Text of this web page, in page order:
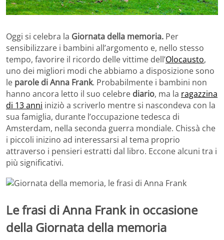
Oggi si celebra la Giornata della memoria. Per
sensibilizzare i bambini all’argomento e, nello stesso
tempo, favorire il ricordo delle vittime dell’Olocausto,
uno dei migliori modi che abbiamo a disposizione sono
le parole di Anna Frank. Probabilmente i bambini non
hanno ancora letto il suo celebre diario, ma la ragazzina
di 13 anni iniziò a scriverlo mentre si nascondeva con la
sua famiglia, durante l’occupazione tedesca di
Amsterdam, nella seconda guerra mondiale. Chissà che
i piccoli inizino ad interessarsi al tema proprio
attraverso i pensieri estratti dal libro. Eccone alcuni tra i
più significativi.
Le frasi di Anna Frank in occasione
della Giornata della memoria